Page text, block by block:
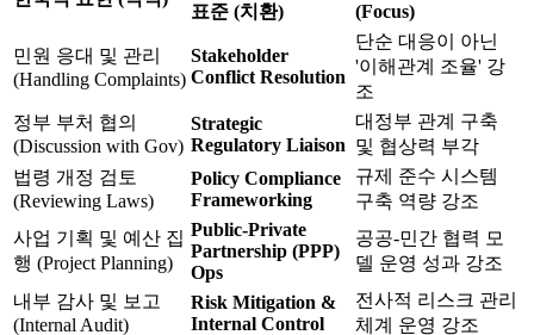
표준 (치환) (Focus)
민원 응대 및 관리
(Handling Complaints)
Stakeholder
Conflict Resolution
단순 대응이 아닌
'이해관계 조율' 강
조
정부 부처 협의
(Discussion with Gov)
Strategic
Regulatory Liaison
대정부 관계 구축
및 협상력 부각
법령 개정 검토
(Reviewing Laws)
Policy Compliance
Frameworking
규제 준수 시스템
구축 역량 강조
사업 기획 및 예산 집
행 (Project Planning)
Public-Private
Partnership (PPP)
Ops
공공-민간 협력 모
델 운영 성과 강조
내부 감사 및 보고
(Internal Audit)
Risk Mitigation &
Internal Control
전사적 리스크 관리
체계 운영 강조